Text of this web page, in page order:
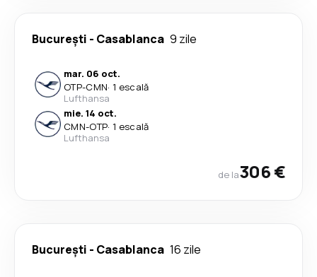
București - Casablanca 9 zile
mar. 06 oct.
OTP-CMN· 1 escală
Lufthansa
mie. 14 oct.
CMN-OTP· 1 escală
Lufthansa
de la306 €
București - Casablanca 16 zile